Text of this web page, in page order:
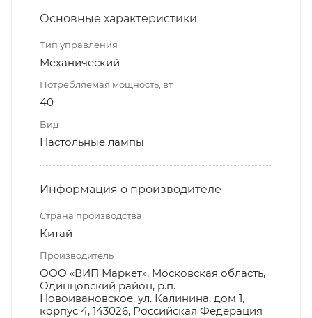
Основные характеристики
Тип управления
Механический
Потребляемая мощность, вт
40
Вид
Настольные лампы
Информация о производителе
Страна производства
Китай
Производитель
ООО «ВИП Маркет», Московская область,
Одинцовский район, р.п.
Новоивановское, ул. Калинина, дом 1,
корпус 4, 143026, Российская Федерация